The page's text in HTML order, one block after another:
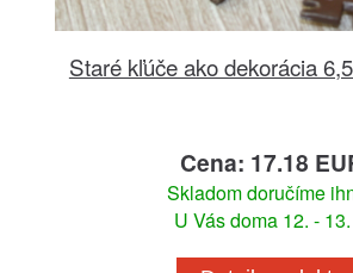
Staré kľúče ako dekorácia
Cena: 17.18
Skladom doručíme
U Vás doma 12. -